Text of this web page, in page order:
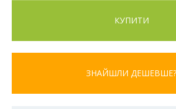
КУПИТИ
ЗНАЙШЛИ ДЕШЕВШЕ?